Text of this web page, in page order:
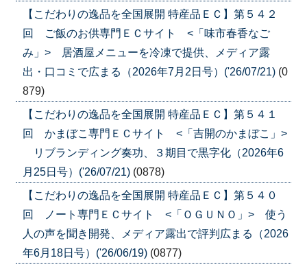
【こだわりの逸品を全国展開 特産品ＥＣ】第５４２
回 ご飯のお供専門ＥＣサイト <「味市春香なご
み」> 居酒屋メニューを冷凍で提供、メディア露
出・口コミで広まる（2026年7月2日号）('26/07/21) (0
879)
【こだわりの逸品を全国展開 特産品ＥＣ】第５４１
回 かまぼこ専門ＥＣサイト <「吉開のかまぼこ」>
リブランディング奏功、３期目で黒字化（2026年6
月25日号）('26/07/21) (0878)
【こだわりの逸品を全国展開 特産品ＥＣ】第５４０
回 ノート専門ＥＣサイト <「ＯＧＵＮＯ」> 使う
人の声を聞き開発、メディア露出で評判広まる（2026
年6月18日号）('26/06/19) (0877)